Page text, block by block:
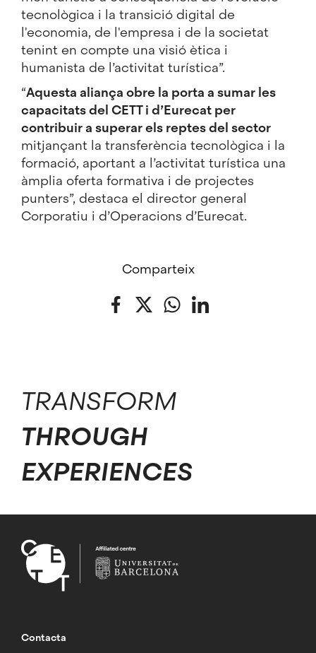
tecnològica i la transició digital de
l'economia, de l'empresa i de la societat
tenint en compte una visió ètica i
humanista de l’activitat turística”.
“Aquesta aliança obre la porta a sumar les
capacitats del CETT i d’Eurecat per
contribuir a superar els reptes del sector
mitjançant la transferència tecnològica i la
formació, aportant a l’activitat turística una
àmplia oferta formativa i de projectes
punters”, destaca el director general
Corporatiu i d’Operacions d’Eurecat.
Comparteix
Facebook
Twitter WhatsApp
TRANSFORM
THROUGH
EXPERIENCES
Contacta